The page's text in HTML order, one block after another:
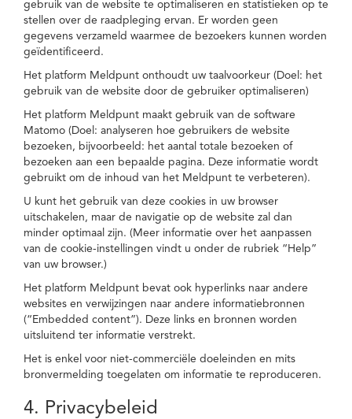
gebruik van de website te optimaliseren en statistieken op te
stellen over de raadpleging ervan. Er worden geen
gegevens verzameld waarmee de bezoekers kunnen worden
geïdentificeerd.
Het platform Meldpunt onthoudt uw taalvoorkeur (Doel: het
gebruik van de website door de gebruiker optimaliseren)
Het platform Meldpunt maakt gebruik van de software
Matomo (Doel: analyseren hoe gebruikers de website
bezoeken, bijvoorbeeld: het aantal totale bezoeken of
bezoeken aan een bepaalde pagina. Deze informatie wordt
gebruikt om de inhoud van het Meldpunt te verbeteren).
U kunt het gebruik van deze cookies in uw browser
uitschakelen, maar de navigatie op de website zal dan
minder optimaal zijn. (Meer informatie over het aanpassen
van de cookie-instellingen vindt u onder de rubriek “Help”
van uw browser.)
Het platform Meldpunt bevat ook hyperlinks naar andere
websites en verwijzingen naar andere informatiebronnen
(“Embedded content”). Deze links en bronnen worden
uitsluitend ter informatie verstrekt.
Het is enkel voor niet-commerciële doeleinden en mits
bronvermelding toegelaten om informatie te reproduceren.
4. Privacybeleid